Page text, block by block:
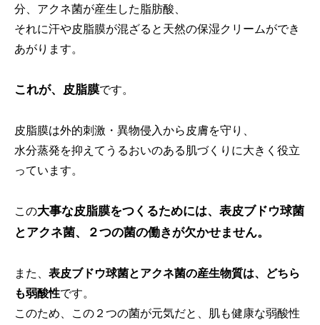
分、アクネ菌が産生した脂肪酸、
それに汗や皮脂膜が混ざると天然の保湿クリームができ
あがります。
これが、皮脂膜です。
皮脂膜は外的刺激・異物侵入から皮膚を守り、
水分蒸発を抑えてうるおいのある肌づくりに大きく役立
っています。
この大事な皮脂膜をつくるためには、表皮ブドウ球菌
とアクネ菌、２つの菌の働きが欠かせません。
また、 表皮ブドウ球菌とアクネ菌の産生物質は、どちら
も弱酸性です。
このため、この２つの菌が元気だと、肌も健康な弱酸性